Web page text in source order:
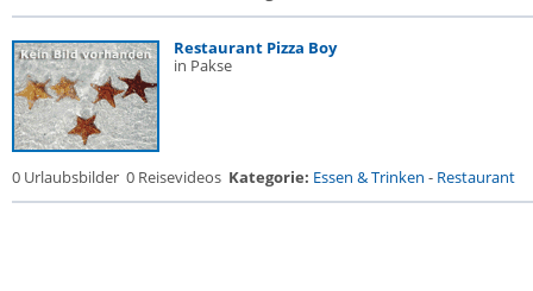
Restaurant Pizza Boy
in Pakse
0 Urlaubsbilder 0 Reisevideos Kategorie: Essen & Trinken - Restaurant